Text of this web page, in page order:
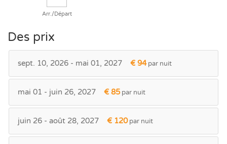
Arr./Départ
Des prix
sept. 10, 2026 - mai 01, 2027 € 94par nuit
mai 01 - juin 26, 2027 € 85par nuit
juin 26 - août 28, 2027 € 120par nuit